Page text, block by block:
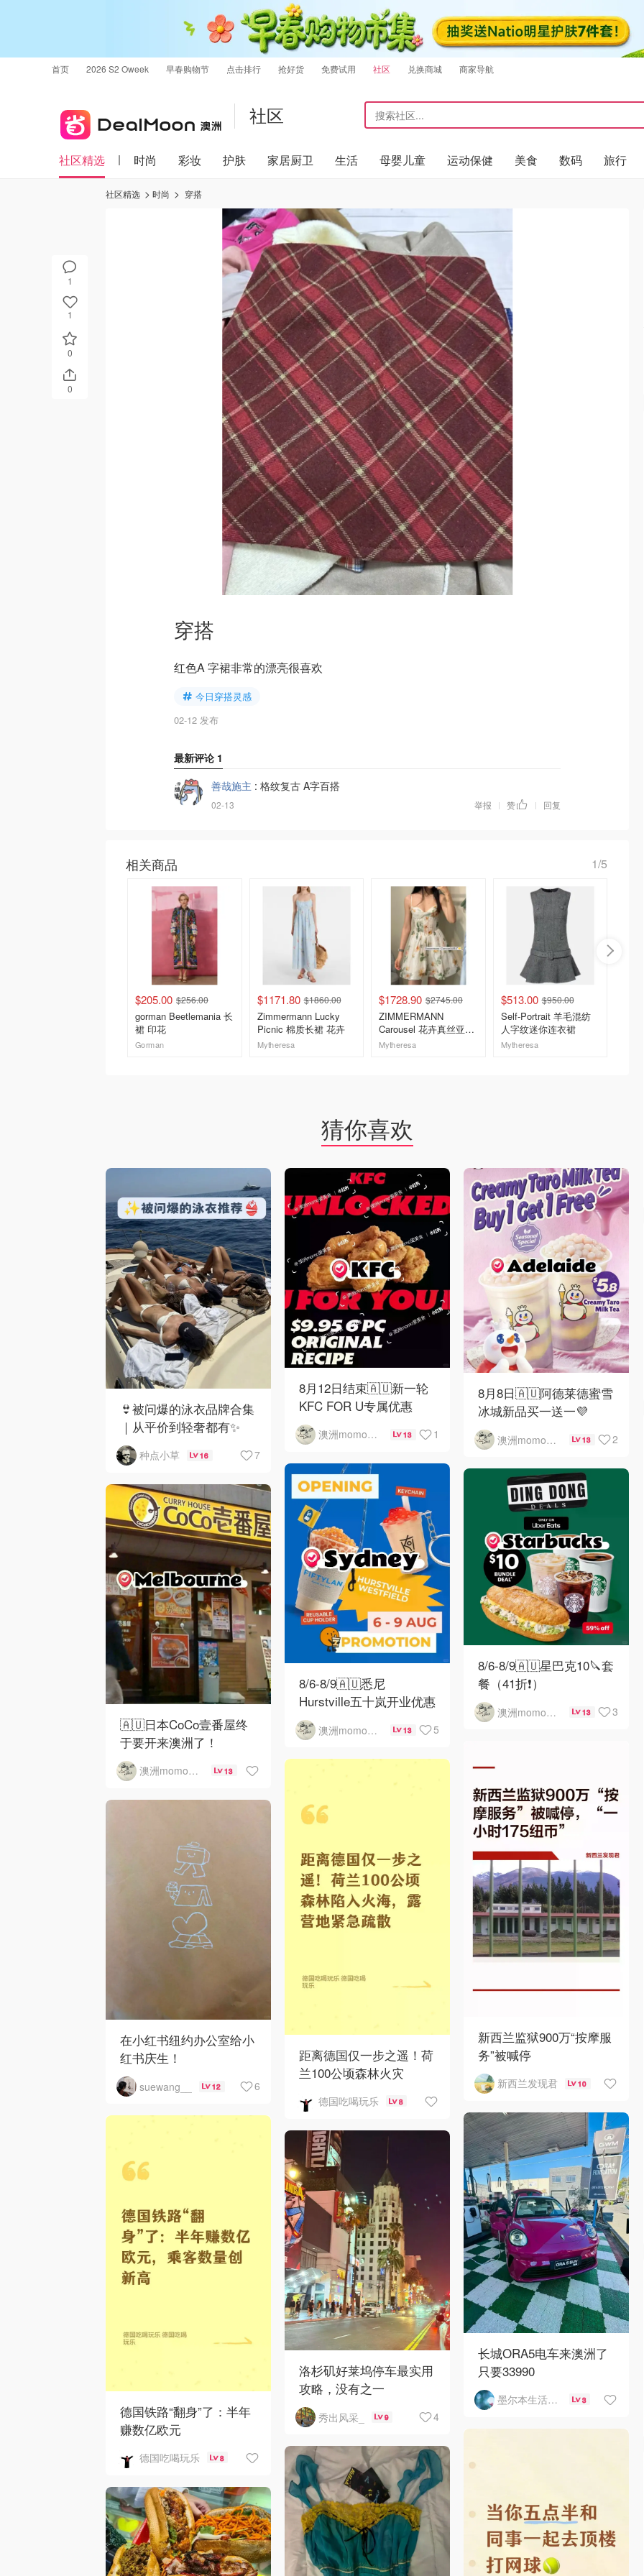
首页 2026 S2 Oweek 早春购物节 点击排行 抢好货 免费试用 社区 兑换商城 商家导航
社区
社区精选 时尚 彩妆 护肤 家居厨卫 生活 母婴儿童 运动保健 美食 数码 旅行
1
1
0
0
社区精选 时尚 穿搭
穿搭
红色A 字裙非常的漂亮很喜欢
今日穿搭灵感
02-12 发布
最新评论 1
善哉施主 : 格纹复古 A字百搭
02-13 举报 | 赞 | 回复
相关商品 1/5
$205.00 $256.00
gorman Beetlemania 长
裙 印花
Gorman
$1171.80 $1860.00
Zimmermann Lucky
Picnic 棉质长裙 花卉
Mytheresa
$1728.90 $2745.00
ZIMMERMANN
Carousel 花卉真丝亚麻
连衣裙
Mytheresa
$513.00 $950.00
Self-Portrait 羊毛混纺
人字纹迷你连衣裙
Mytheresa
猜你喜欢
👙被问爆的泳衣品牌合集
｜从平价到轻奢都有✨
种点小草 16 7
8月12日结束🇦🇺新一轮
KFC FOR U专属优惠
澳洲momo爱吃 13 1
8月8日🇦🇺阿德莱德蜜雪
冰城新品买一送一💜
澳洲momo爱吃 13 2
8/6-8/9🇦🇺悉尼
Hurstville五十岚开业优惠
澳洲momo爱吃 13 5
8/6-8/9🇦🇺星巴克10🔪套
餐（41折❗）
澳洲momo爱吃 13 3
🇦🇺日本CoCo壹番屋终
于要开来澳洲了！
澳洲momo爱吃 13
新西兰监狱900万“按摩服
务”被喊停
新西兰发现君 10
距离德国仅一步之遥！荷
兰100公顷森林火灾
德国吃喝玩乐 8
在小红书纽约办公室给小
红书庆生！
suewang__ 12 6
长城ORA5电车来澳洲了
只要33990
墨尔本生活指南 3
德国铁路“翻身”了：半年
赚数亿欧元
德国吃喝玩乐 8
洛杉矶好莱坞停车最实用
攻略，没有之一
秀出风采_ 9 4